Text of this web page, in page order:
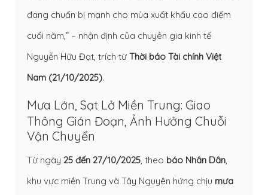
đang chuẩn bị mạnh cho mùa xuất khẩu cao điểm
cuối năm,” – nhận định của chuyên gia kinh tế
Nguyễn Hữu Đạt, trích từ Thời báo Tài chính Việt
Nam (21/10/2025).
Mưa Lớn, Sạt Lở Miền Trung: Giao
Thông Gián Đoạn, Ảnh Hưởng Chuỗi
Vận Chuyển
Từ ngày 25 đến 27/10/2025, theo báo Nhân Dân,
khu vực miền Trung và Tây Nguyên hứng chịu mưa